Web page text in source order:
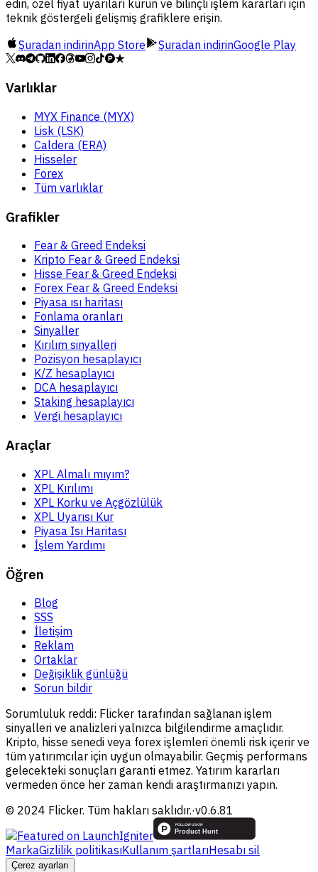
edin, özel fiyat uyarıları kurun ve bilinçli işlem kararları için
teknik göstergeli gelişmiş grafiklere erişin.
Şuradan indirinApp Store Şuradan indirinGoogle Play
Varlıklar
MYX Finance (MYX)
Lisk (LSK)
Caldera (ERA)
Hisseler
Forex
Tüm varlıklar
Grafikler
Fear & Greed Endeksi
Kripto Fear & Greed Endeksi
Hisse Fear & Greed Endeksi
Forex Fear & Greed Endeksi
Piyasa ısı haritası
Fonlama oranları
Sinyaller
Kırılım sinyalleri
Pozisyon hesaplayıcı
K/Z hesaplayıcı
DCA hesaplayıcı
Staking hesaplayıcı
Vergi hesaplayıcı
Araçlar
XPL Almalı mıyım?
XPL Kırılımı
XPL Korku ve Açgözlülük
XPL Uyarısı Kur
Piyasa Isı Haritası
İşlem Yardımı
Öğren
Blog
SSS
İletişim
Reklam
Ortaklar
Değişiklik günlüğü
Sorun bildir
Sorumluluk reddi: Flicker tarafından sağlanan işlem
sinyalleri ve analizleri yalnızca bilgilendirme amaçlıdır.
Kripto, hisse senedi veya forex işlemleri önemli risk içerir ve
tüm yatırımcılar için uygun olmayabilir. Geçmiş performans
gelecekteki sonuçları garanti etmez. Yatırım kararları
vermeden önce her zaman kendi araştırmanızı yapın.
© 2024 Flicker. Tüm hakları saklıdır.·v0.6.81
MarkaGizlilik politikasıKullanım şartlarıHesabı sil
Çerez ayarları